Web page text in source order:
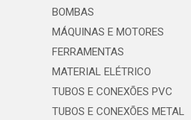
BOMBAS
MÁQUINAS E MOTORES
FERRAMENTAS
MATERIAL ELÉTRICO
TUBOS E CONEXÕES PVC
TUBOS E CONEXÕES METAL